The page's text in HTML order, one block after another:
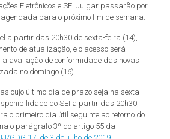
Eletrônicos e SEI Julgar passarão por
para o próximo fim de semana.
a partir das 20h30 de sexta-feira (14),
de atualização, e o acesso será
a avaliação de conformidade das novas
no domingo (16).
cujo último dia de prazo seja na sexta-
do SEI a partir das 20h30,
o primeiro dia útil seguinte ao retorno do
o parágrafo 3º do artigo 55 da